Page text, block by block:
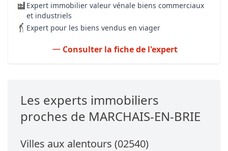
Expert immobilier valeur vénale biens commerciaux
et industriels
Expert pour les biens vendus en viager
Consulter la fiche de l'expert
Les experts immobiliers
proches de MARCHAIS-EN-BRIE
Villes aux alentours (02540)